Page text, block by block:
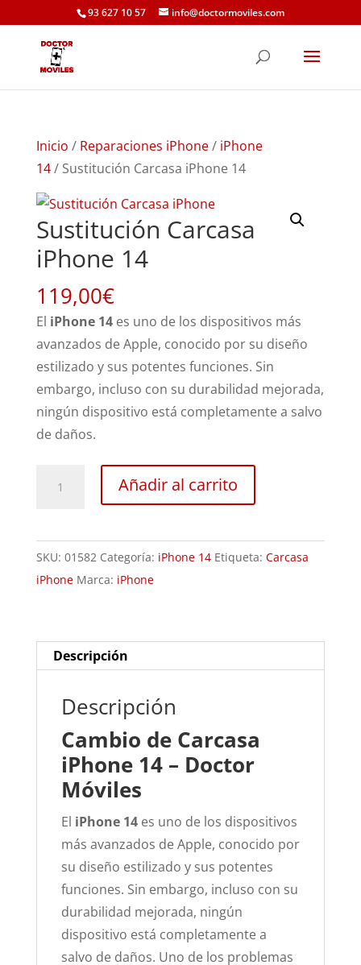
93 627 10 57 info@doctormoviles.com
Inicio / Reparaciones iPhone/ iPhone
14/ Sustitución Carcasa iPhone 14
Sustitución Carcasa
iPhone 14
119,00€
El iPhone 14es uno de los dispositivos más
avanzados de Apple, conocido por su diseño
estilizado y sus potentes funciones. Sin
embargo, incluso con su durabilidad mejorada,
ningún dispositivo está completamente a salvo
de daños.
14
cantidad
Añadir al carrito
SKU: 01582 Categoría: iPhone 14 Etiqueta: Carcasa
iPhone Marca: iPhone
Descripción
Descripción
Cambio de Carcasa
iPhone 14 – Doctor
Móviles
El iPhone 14es uno de los dispositivos
más avanzados de Apple, conocido por
su diseño estilizado y sus potentes
funciones. Sin embargo, incluso con su
durabilidad mejorada, ningún
dispositivo está completamente a
salvo de daños. Uno de los problemas